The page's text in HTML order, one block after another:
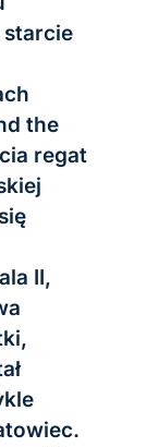
starcie
the
regat
II,